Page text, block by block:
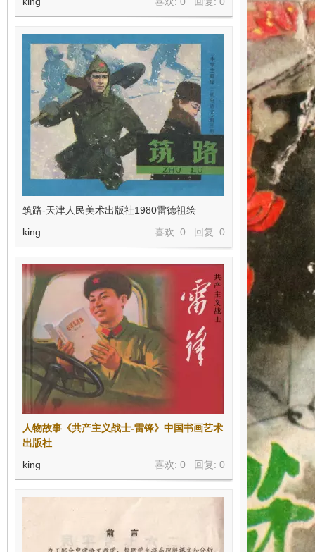
筑路-天津人民美术出版社1980雷德祖绘
喜欢: 0 回复: 0
king
人物故事《共产主义战士-雷锋》中国书画艺术
出版社
喜欢: 0 回复: 0
king